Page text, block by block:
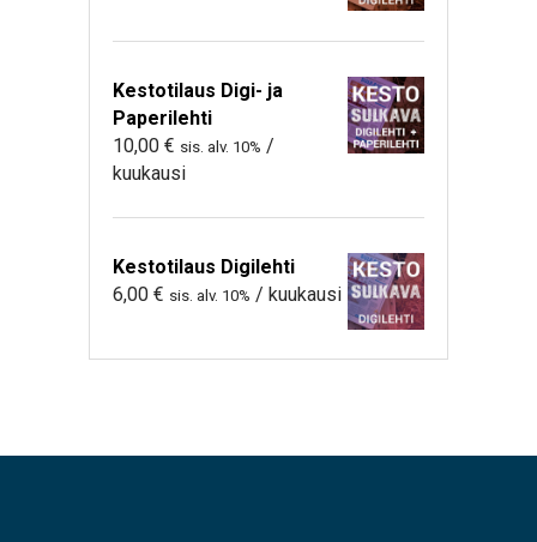
Kestotilaus Digi- ja
Paperilehti
10,00 € sis. alv. 10% /
kuukausi
Kestotilaus Digilehti
6,00 € sis. alv. 10% / kuukausi